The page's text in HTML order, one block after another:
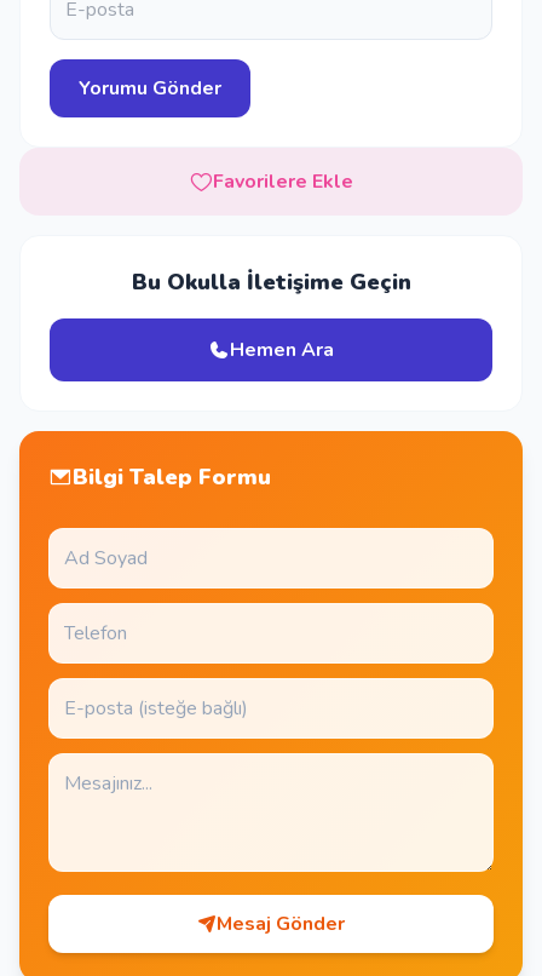
Favorilere Ekle
Bu Okulla İletişime Geçin
Hemen Ara
Bilgi Talep Formu
Mesaj Gönder